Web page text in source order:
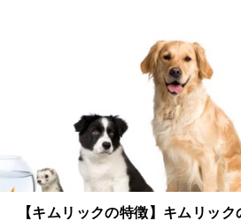
【キムリックの特徴】キムリッ